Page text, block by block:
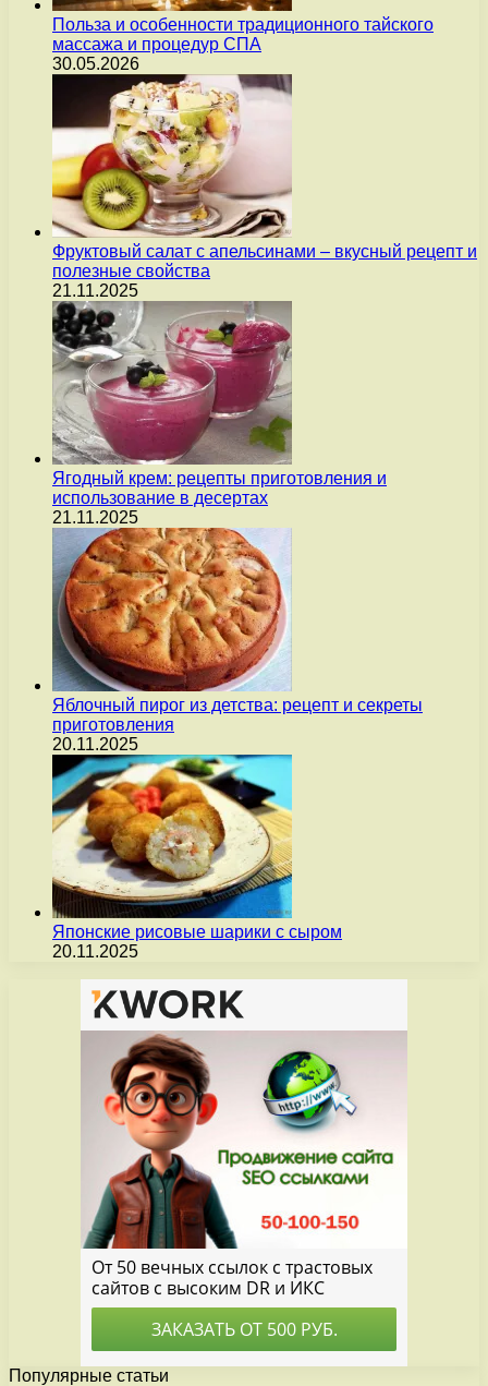
Польза и особенности традиционного тайского
массажа и процедур СПА
30.05.2026
Фруктовый салат с апельсинами – вкусный рецепт и
полезные свойства
21.11.2025
Ягодный крем: рецепты приготовления и
использование в десертах
21.11.2025
Яблочный пирог из детства: рецепт и секреты
приготовления
20.11.2025
Японские рисовые шарики с сыром
20.11.2025
Популярные статьи